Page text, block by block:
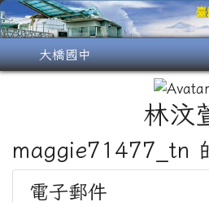
大橋國中
林汶
maggie71477_tn
電子郵件